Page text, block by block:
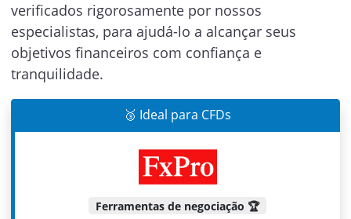
verificados rigorosamente por nossos
especialistas, para ajudá-lo a alcançar seus
objetivos financeiros com confiança e
tranquilidade.
🥉 Ideal para CFDs
Ferramentas de negociação 🏆